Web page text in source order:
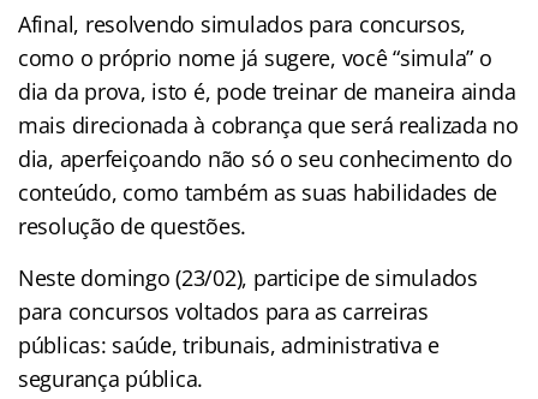
Afinal, resolvendo simulados para concursos,
como o próprio nome já sugere, você “simula” o
dia da prova, isto é, pode treinar de maneira ainda
mais direcionada à cobrança que será realizada no
dia, aperfeiçoando não só o seu conhecimento do
conteúdo, como também as suas habilidades de
resolução de questões.
Neste domingo (23/02), participe de simulados
para concursos voltados para as carreiras
públicas: saúde, tribunais, administrativa e
segurança pública.